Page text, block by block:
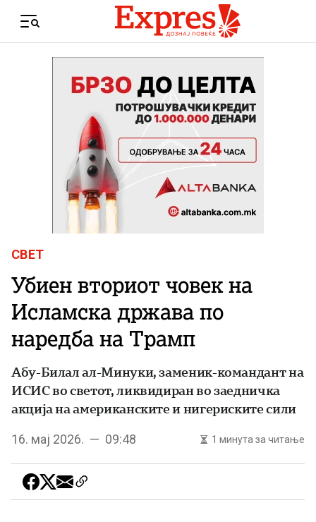
Menu
СВЕТ
Убиен вториот човек на
Исламска држава по
наредба на Трамп
Абу-Билал ал-Минуки, заменик-командант на
ИСИС во светот, ликвидиран во заедничка
акција на американските и нигериските сили
16. мај 2026. — 09:48 1 минута за читање